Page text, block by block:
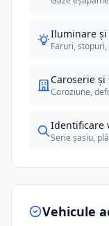
Iluminare și
Faruri,
Caroserie și
Coroziune,
Identificare
Serie șasiu,
Vehicule